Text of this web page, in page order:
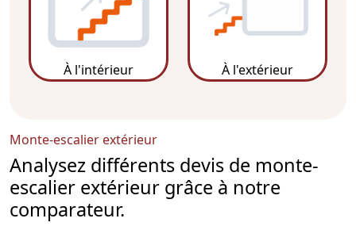
À l'intérieur À l'extérieur
Monte-escalier extérieur
Analysez différents devis de monte-
escalier extérieur grâce à notre
comparateur.